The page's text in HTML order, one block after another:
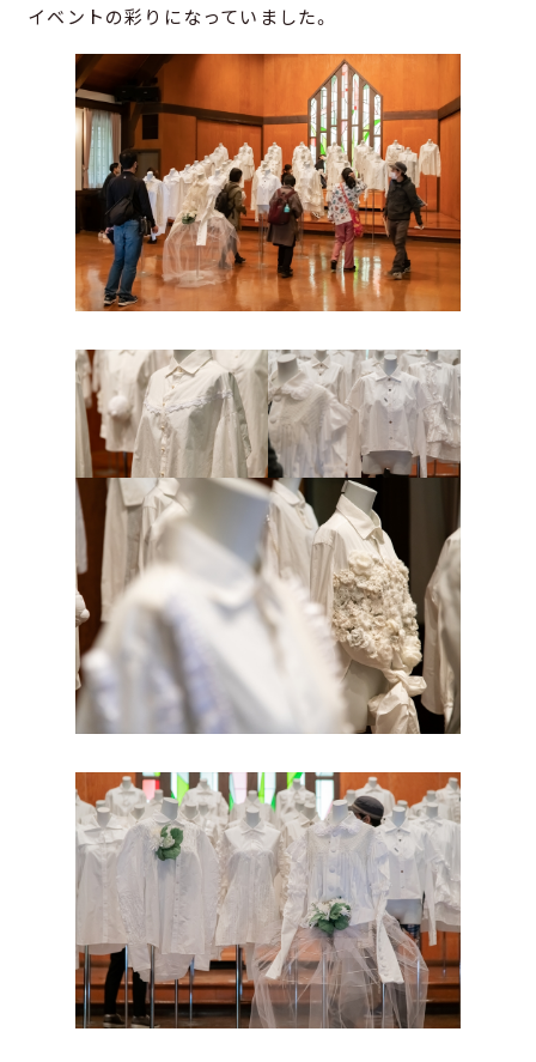
イベントの彩りになっていました。